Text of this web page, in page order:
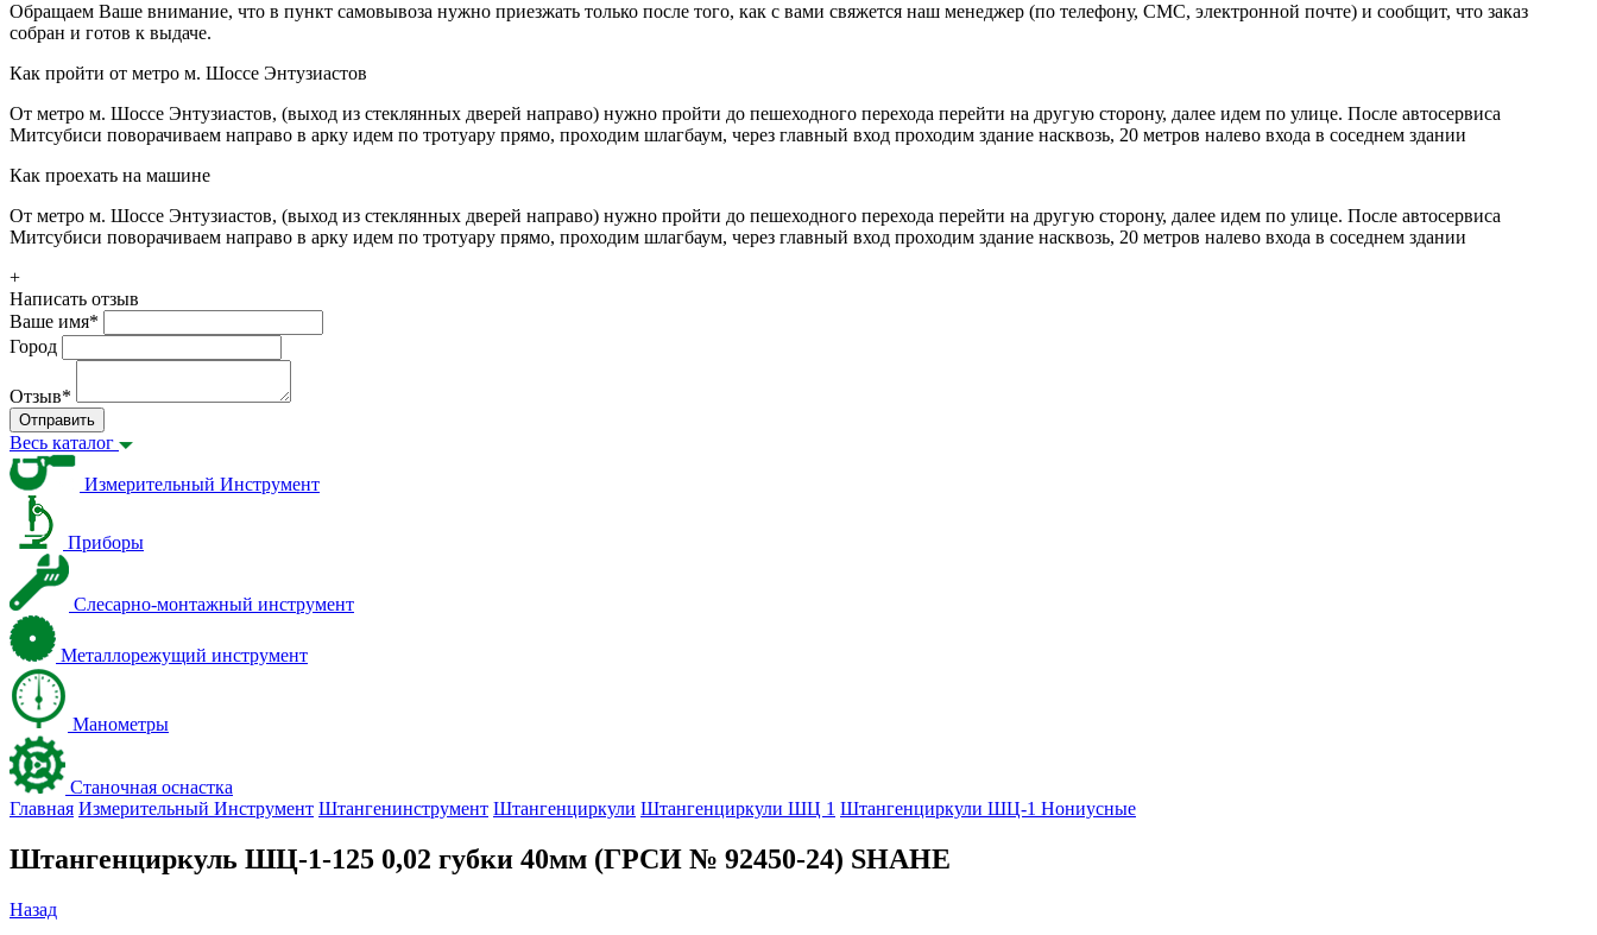
Обращаем Ваше внимание, что в пункт самовывоза нужно приезжать только после того, как с вами свяжется наш менеджер (по телефону, СМС, электронной почте) и сообщит, что заказ
собран и готов к выдаче.
Как пройти от метро м. Шоссе Энтузиастов
От метро м. Шоссе Энтузиастов, (выход из стеклянных дверей направо) нужно пройти до пешеходного перехода перейти на другую сторону, далее идем по улице. После автосервиса
Митсубиси поворачиваем направо в арку идем по тротуару прямо, проходим шлагбаум, через главный вход проходим здание насквозь, 20 метров налево входа в соседнем здании
Как проехать на машине
От метро м. Шоссе Энтузиастов, (выход из стеклянных дверей направо) нужно пройти до пешеходного перехода перейти на другую сторону, далее идем по улице. После автосервиса
Митсубиси поворачиваем направо в арку идем по тротуару прямо, проходим шлагбаум, через главный вход проходим здание насквозь, 20 метров налево входа в соседнем здании
+
Написать отзыв
Ваше имя*
Город
Отзыв*
Отправить
Весь каталог
Измерительный Инструмент
Приборы
Слесарно-монтажный инструмент
Металлорежущий инструмент
Манометры
Станочная оснастка
Главная Измерительный Инструмент Штангенинструмент Штангенциркули Штангенциркули ШЦ 1 Штангенциркули ШЦ-1 Нониусные
Штангенциркуль ШЦ-1-125 0,02 губки 40мм (ГРСИ № 92450-24) SHAHE
Назад